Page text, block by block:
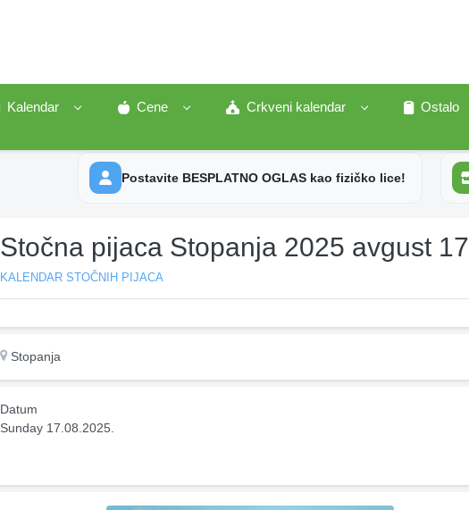
Kalendar Cene Crkveni kalendar
Ostalo
Postavite BESPLATNO OGLAS kao fizičko lice!
Stočna pijaca Stopanja 2025 avgust 17
KALENDAR STOČNIH PIJACA
Stopanja
Datum
Sunday 17.08.2025.